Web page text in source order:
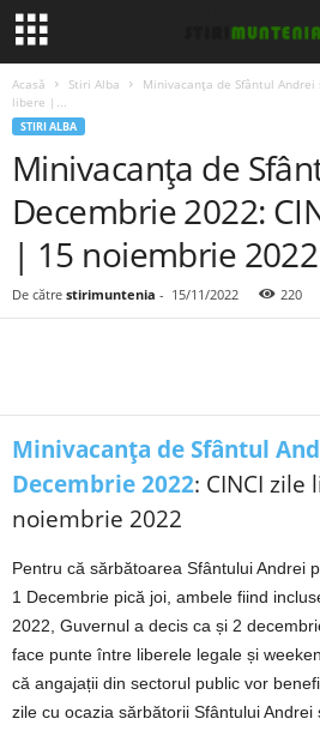
Acasă Stiri Alba
Minivacanța de Sfântul Andrei
libere |...
STIRI ALBA
Minivacanța de
Decembrie 2022:
| 15 noiembrie 2022
De către stirimuntenia - 15/11/2022 220
Minivacanța de Sfântul
Decembrie 2022: CINCI
noiembrie 2022
Pentru că sărbătoarea Sfântului Andrei
1 Decembrie pică joi, ambele fiind
2022, Guvernul a decis ca și 2
face punte între liberele legale și
că angajații din sectorul public vor
zile cu ocazia sărbătorii Sfântului Andrei